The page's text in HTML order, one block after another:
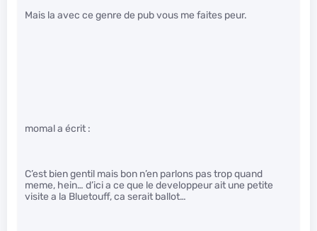
Mais la avec ce genre de pub vous me faites peur.
momal a écrit :
C’est bien gentil mais bon n’en parlons pas trop quand
meme, hein… d’ici a ce que le developpeur ait une petite
visite a la Bluetouff, ca serait ballot…